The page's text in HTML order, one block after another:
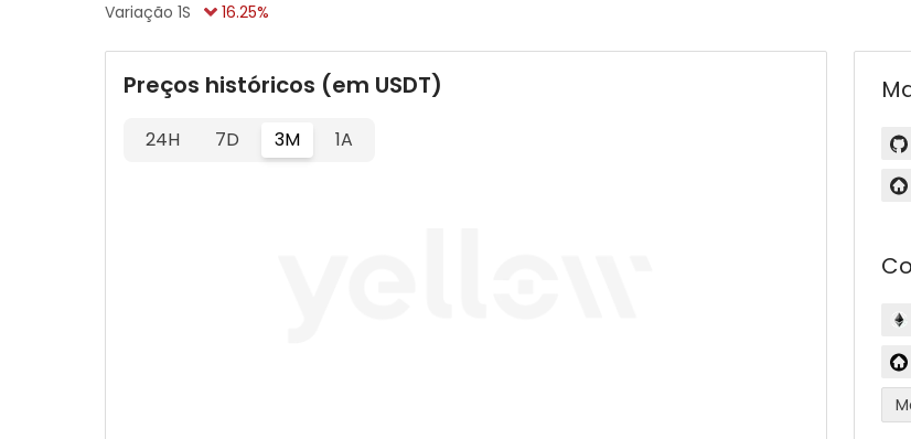
Variação 1S
16.25%
Preços históricos (em USDT)
24H 7D 3M 1A